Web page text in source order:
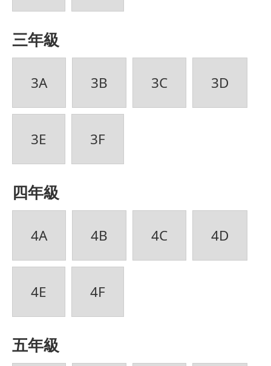
三年級
3A 3B 3C 3D
3E 3F
四年級
4A 4B 4C 4D
4E 4F
五年級